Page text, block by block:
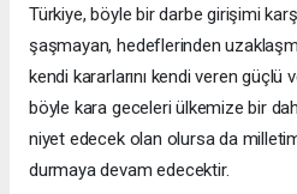
Türkiye, böyle bir darbe girişimi
şaşmayan, hedeflerinden
kendi kararlarını kendi veren güçlü
böyle kara geceleri ülkemize bir
niyet edecek olan olursa da
durmaya devam edecektir.